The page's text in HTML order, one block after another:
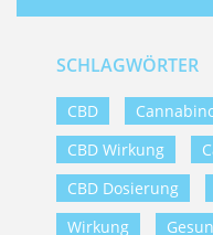
SCHLAGWÖRTER
CBD
CBD Wirkung
CBD Dosierung
Wirkung